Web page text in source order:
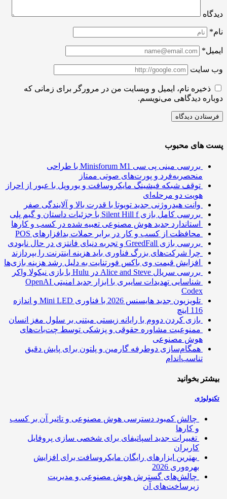
ذخیره نام، ایمیل و وبسایت من در مرورگر برای زمانی که
دیدگاهی می‌نویسم.
های محبوب
بررسی مینی پی ‌سی Minisforum M1 با طراحی
منحصربه‌فرد و پورت‌های صوتی ممتاز
توقف شبکه فیشینگ مایکروسافت و یوروپل با عبور از احراز
هویت دو مرحله‌ای
وانت هیدروژنی جدید تویوتا با قدرت بالا و آلایندگی صفر
بررسی کامل بازی Silent Hill f با جزئیات داستان و گیم پلی
استاندارد جدید هوش مصنوعی تعبیه شده در کسب و کارها
محافظت از کسب و کار در برابر حملات بدافزارهای POS
بررسی بازی GreedFall و تجربه دنیای فانتزی در حال نابودی
چرا شرکت‌های بزرگ فناوری باید هزینه اینترنت را بپردازند
افزایش قیمت وی باکس فورتنایت به دلیل رشد هزینه بازی‌ها
بررسی سریال Alice and Steve در Hulu با بازی نیکولا واکر
شناسایی تهدیدات سایبری با ابزار جدید امنیتی OpenAI
Codex
تلویزیون جدید هایسنس 2026 با فناوری Mini LED و اندازه
بازی کردن دووم با رایانه زیستی مبتنی بر سلول مغز انسان
ممنوعیت مشاوره حقوقی و پزشکی توسط چت‌بات‌های
هوش مصنوعی
همگام‌سازی دوطرفه گارمین و پلتون برای پایش دقیق
تناسب‌اندام
بخوانید
چالش کمبود دسترسی هوش مصنوعی و تاثیر آن بر کسب
و کارها
تغییرات جدید اسپاتیفای برای شخصی سازی پروفایل
کاربران
بهترین ابزارهای رایگان مایکروسافت برای افزایش
بهره‌وری 2026
چالش‌های گسترش هوش مصنوعی و مدیریت
زیرساخت‌های آن